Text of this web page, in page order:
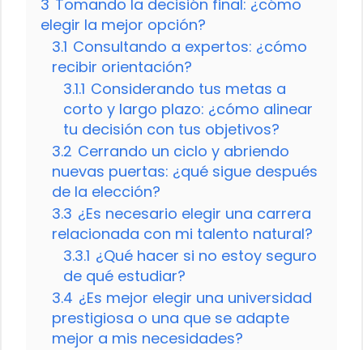
3 Tomando la decisión final: ¿cómo
elegir la mejor opción?
3.1 Consultando a expertos: ¿cómo
recibir orientación?
3.1.1 Considerando tus metas a
corto y largo plazo: ¿cómo alinear
tu decisión con tus objetivos?
3.2 Cerrando un ciclo y abriendo
nuevas puertas: ¿qué sigue después
de la elección?
3.3 ¿Es necesario elegir una carrera
relacionada con mi talento natural?
3.3.1 ¿Qué hacer si no estoy seguro
de qué estudiar?
3.4 ¿Es mejor elegir una universidad
prestigiosa o una que se adapte
mejor a mis necesidades?